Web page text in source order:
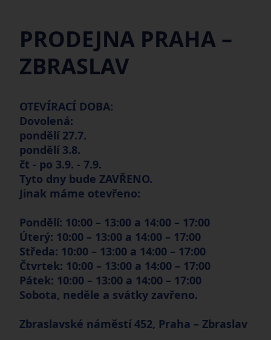
PRODEJNA PRAHA –
ZBRASLAV
OTEVÍRACÍ DOBA:
Dovolená:
pondělí 27.7.
pondělí 3.8.
čt - po 3.9. - 7.9.
Tyto dny bude ZAVŘENO.
Jinak máme otevřeno:
Pondělí: 10:00 – 13:00 a 14:00 – 17:00
Úterý: 10:00 – 13:00 a 14:00 – 17:00
Středa: 10:00 – 13:00 a 14:00 – 17:00
Čtvrtek: 10:00 – 13:00 a 14:00 – 17:00
Pátek: 10:00 – 13:00 a 14:00 – 17:00
Sobota, neděle a svátky zavřeno.
Zbraslavské náměstí 452, Praha – Zbraslav